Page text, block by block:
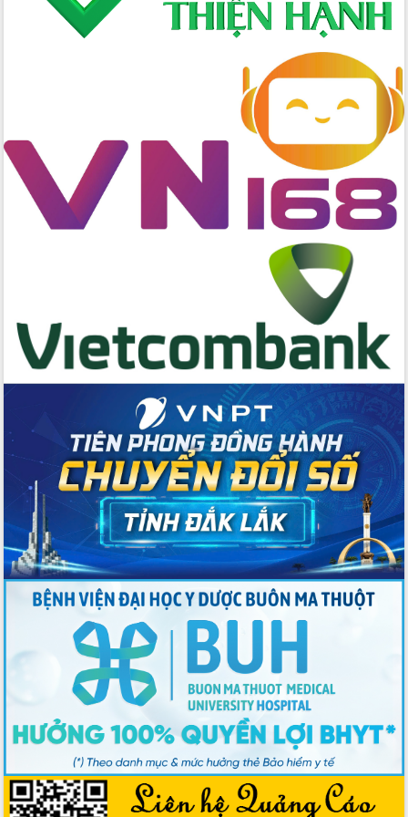
Bí thư Tỉnh ủy Lương Nguyễn Minh
Triết kiểm tra việc thực hiện chống
lần thứ I (2025-2030)
Đồng chí Lương Nguyễn Minh Triết
được chỉ định làm Bí thư Tỉnh ủy Đắk
Lắk nhiệm kỳ 2025 – 2030
Tập trung triển khai các giải pháp sản
Đắk Lắk tổ chức Ngày hội Chuyển đổi
số với chủ đề: “Công nghệ số - kiến
tạo tương lai”
Tập trung phát triển khoa học công
nghệ, đổi mới sáng tạo và chuyển đổi
số lĩnh vực nông nghiệp và môi trường
“Hồ sơ phi địa giới – Bước tiến mới
trong cải cách hành chính”
Phó Chủ tịch UBND tỉnh Nguyễn Thiên
Văn kiểm tra công tác chống khai thác
IUU và nuôi trồng thủy sản
Tăng cường các giải pháp nhằm phát
triển hiệu quả khoa học, công nghệ,
đổi mới sáng tạo và chuyển đổi số
Tỉnh Đắk Lắk hiện đại hóa y tế từ bệnh
Tập huấn công tác đối ngoại và tuyên
truyền quản lý biên giới, biển đảo
Nhiều cách làm hay trong chuyển đổi
số vì người dân
Quyết tâm phấn đấu hoàn thành thắng
lợi các mục tiêu, nhiệm vụ Nghị quyết
Đại hội đại biểu Đảng bộ tỉnh Đắk Lắk
nhiệm kỳ 2025-2030
Khai mạc trọng thể Đại hội đại biểu